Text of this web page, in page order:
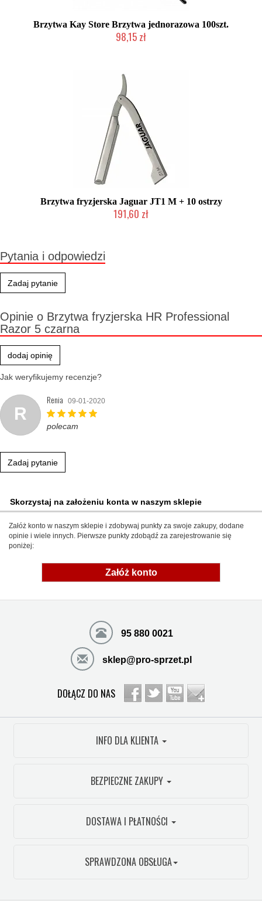
Brzytwa Kay Store Brzytwa jednorazowa 100szt.
98,15 zł
Brzytwa fryzjerska Jaguar JT1 M + 10 ostrzy
191,60 zł
Pytania i odpowiedzi
Zadaj pytanie
Opinie o Brzytwa fryzjerska HR Professional
Razor 5 czarna
dodaj opinię
Jak weryfikujemy recenzje?
R
Renia 09-01-2020
polecam
Zadaj pytanie
Skorzystaj na założeniu konta w naszym sklepie
Załóż konto w naszym sklepie i zdobywaj punkty za swoje zakupy, dodane
opinie i wiele innych. Pierwsze punkty zdobądź za zarejestrowanie się
poniżej:
Załóż konto
95 880 0021
sklep@pro-sprzet.pl
DOŁĄCZ DO NAS
INFO DLA KLIENTA
BEZPIECZNE ZAKUPY
DOSTAWA I PŁATNOŚCI
SPRAWDZONA OBSŁUGA